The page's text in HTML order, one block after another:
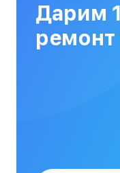
МФУ
Дарим
ремонт